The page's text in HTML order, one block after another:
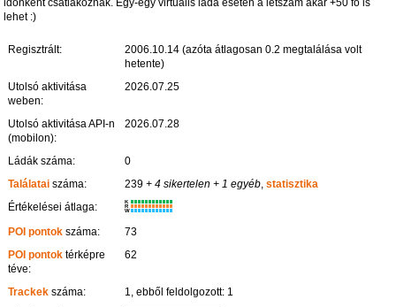
időnként csatlakoznak. Egy-egy virtuális láda esetén a létszám akár +50 fő is
lehet :)
Regisztrált:
2006.10.14 (azóta átlagosan 0.2 megtalálása volt
hetente)
Utolsó aktivitása
weben:
2026.07.25
Utolsó aktivitása API-n
(mobilon):
2026.07.28
Ládák száma:
0
Találatai száma: 239 + 4 sikertelen + 1 egyéb,statisztika
Értékelései átlaga:
K
R
W
POI pontok száma:
73
POI pontok térképre
téve:
62
Trackek száma:
1, ebből feldolgozott: 1